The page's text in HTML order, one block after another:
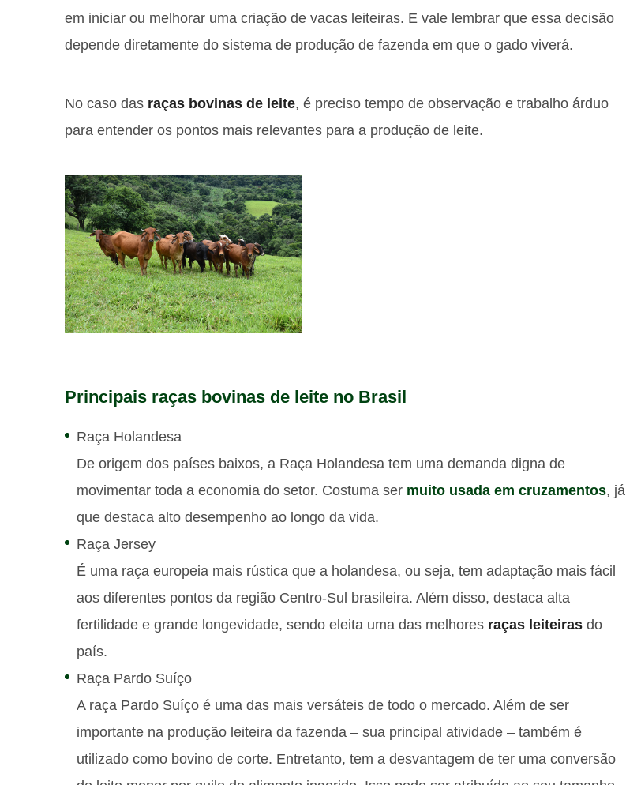
em iniciar ou melhorar uma criação de vacas leiteiras. E vale lembrar que essa decisão
depende diretamente do sistema de produção de fazenda em que o gado viverá.
No caso das raças bovinas de leite, é preciso tempo de observação e trabalho árduo
para entender os pontos mais relevantes para a produção de leite.
Principais raças bovinas de leite no Brasil
Raça Holandesa
De origem dos países baixos, a Raça Holandesa tem uma demanda digna de
movimentar toda a economia do setor. Costuma ser muito usada em cruzamentos, já
que destaca alto desempenho ao longo da vida.
Raça Jersey
É uma raça europeia mais rústica que a holandesa, ou seja, tem adaptação mais fácil
aos diferentes pontos da região Centro-Sul brasileira. Além disso, destaca alta
fertilidade e grande longevidade, sendo eleita uma das melhores raças leiteiras do
país.
Raça Pardo Suíço
A raça Pardo Suíço é uma das mais versáteis de todo o mercado. Além de ser
importante na produção leiteira da fazenda – sua principal atividade – também é
utilizado como bovino de corte. Entretanto, tem a desvantagem de ter uma conversão